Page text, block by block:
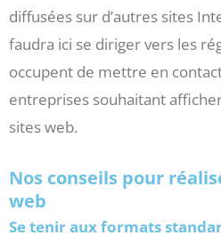
diffusées sur d’autres sites
faudra ici se diriger vers les
occupent de mettre en
entreprises souhaitant
sites web.
Nos conseils pour
web
Se tenir aux formats